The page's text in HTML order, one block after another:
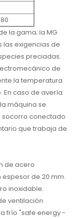
la gama; la MG
las exigencias de
preciadas.
de
la temperatura
En caso de avería
máquina se
socorro conectado
que trabaja de
de acero
de 20 mm.
inoxidable.
ventilación
frío "safe energy -